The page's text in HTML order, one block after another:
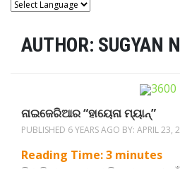
AUTHOR: SUGYAN
ନାଇଜେରିଆର “ହାୟେନା ମ୍ୟାନ୍”
PUBLISHED 6 YEARS AGO BY: APRIL 23,
Reading Time:3 minutes